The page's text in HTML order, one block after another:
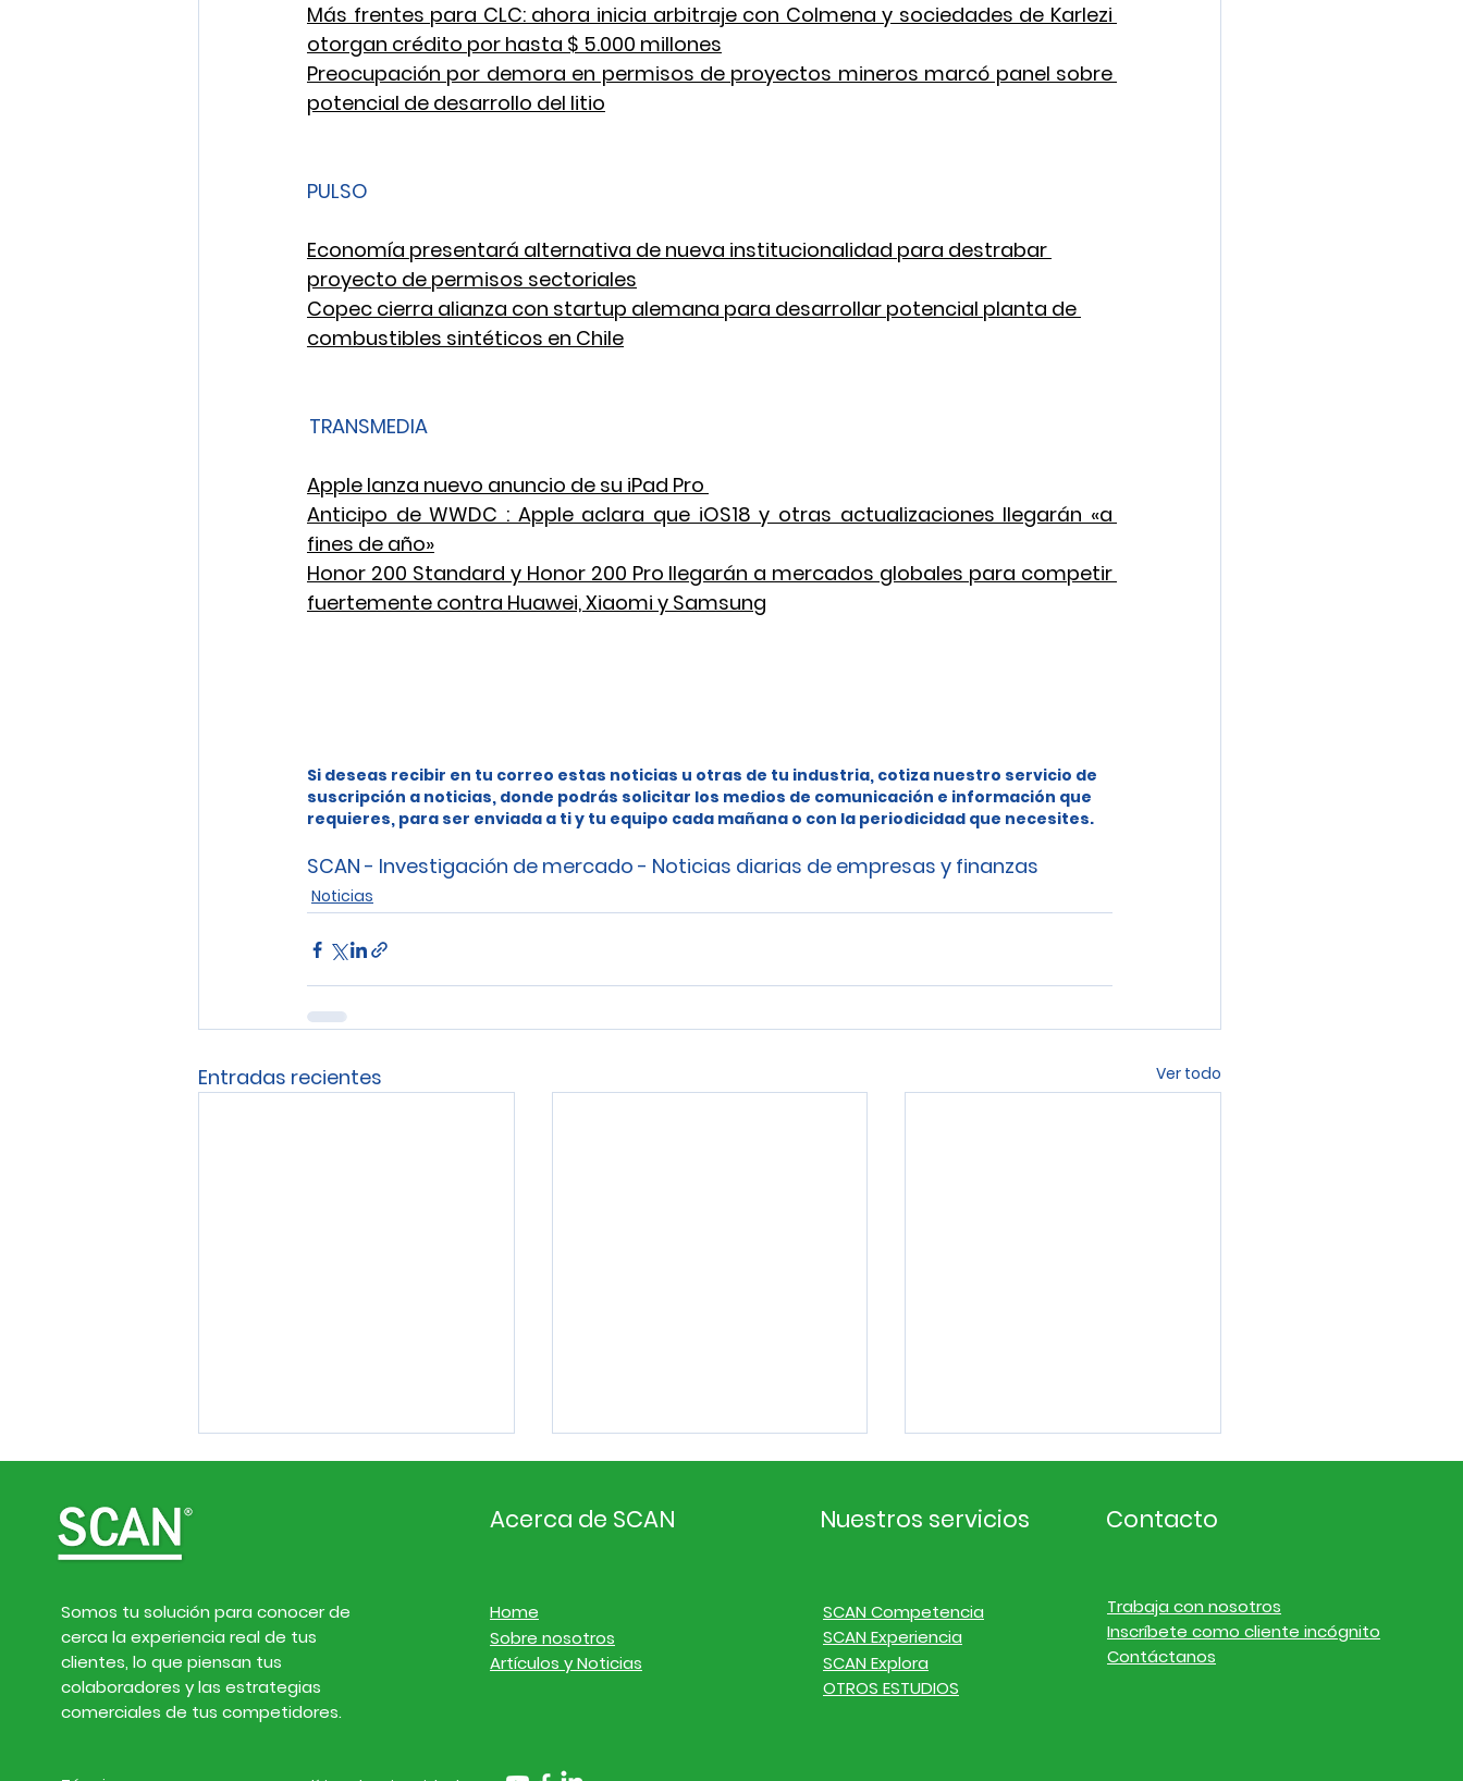
Más frentes para CLC: ahora inicia arbitraje con Colmena y sociedades de Karlezi
otorgan crédito por hasta $ 5.000 millones
Preocupación por demora en permisos de proyectos mineros marcó panel sobre
potencial de desarrollo del litio
PULSO
Economía presentará alternativa de nueva institucionalidad para destrabar
proyecto de permisos sectoriales
Copec cierra alianza con startup alemana para desarrollar potencial planta de
combustibles sintéticos en Chile
TRANSMEDIA
Apple lanza nuevo anuncio de su iPad Pro
Anticipo de WWDC : Apple aclara que iOS18 y otras actualizaciones llegarán «a
fines de año»
Honor 200 Standard y Honor 200 Pro llegarán a mercados globales para competir
fuertemente contra Huawei, Xiaomi y Samsung
Si deseas recibir en tu correo estas noticias u otras de tu industria, cotiza nuestro servicio de
suscripción a noticias, donde podrás solicitar los medios de comunicación e información que
requieres, para ser enviada a ti y tu equipo cada mañana o con la periodicidad que necesites.
SCAN - Investigación de mercado - Noticias diarias de empresas y finanzas
Noticias
Entradas recientes Ver todo
Inteligencia de
mercado. Noticias de
empresas y finanzas del
Inteligencia de
mercado. Noticias de
Inteligencia de
mercado. Noticias de
Somos tu solución para conocer de
cerca la experiencia real de tus
clientes, lo que piensan tus
colaboradores y las estrategias
comerciales de tus competidores.
Acerca de SCAN
Home
Sobre nosotros
Artículos y Noticias
Nuestros servicios
SCAN Competencia
SCAN Experiencia
SCAN Explora
OTROS ESTUDIOS
Contacto
Trabaja con nosotros
Inscríbete como cliente incógnito
Contáctanos